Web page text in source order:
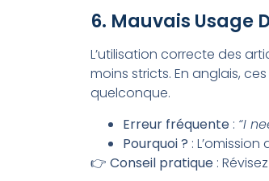
6. Mauvais Usage
L’utilisation correcte des
moins stricts. En anglais,
quelconque.
Erreur fréquente : “I
Pourquoi ? :
👉 Conseil pratique :